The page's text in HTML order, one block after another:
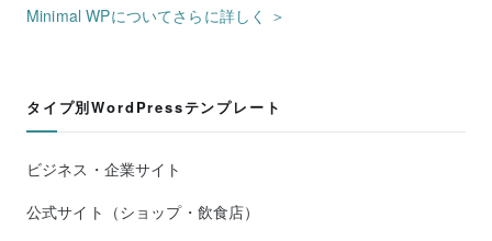
Minimal WPについてさらに詳しく ＞
タイプ別WordPressテンプレート
ビジネス・企業サイト
公式サイト（ショップ・飲食店）